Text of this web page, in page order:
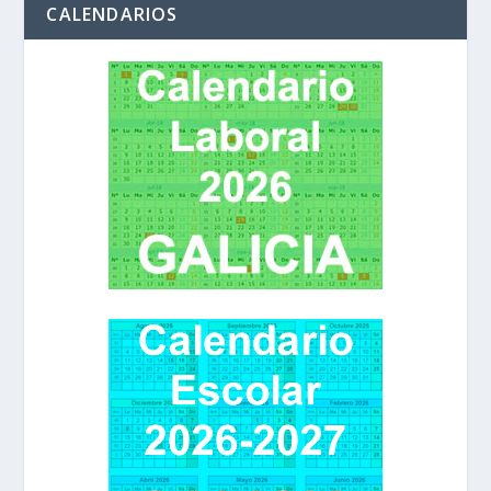
CALENDARIOS